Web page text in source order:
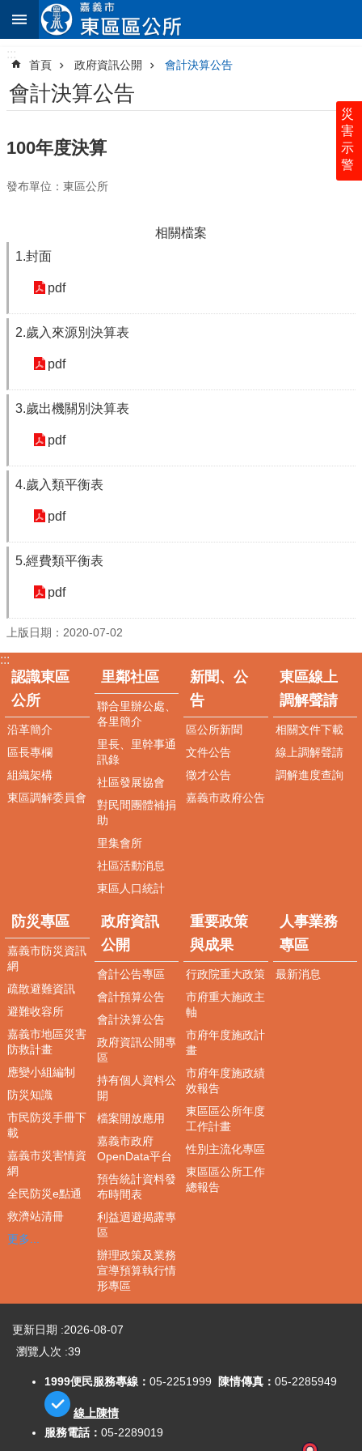
跳到主要內容區塊
階
尋
識
所
區
公
民
服
線
解
聲
請
防
災
專
區
聯
絡
我
公
開
重
政
策
與
成
人
事
業
專
區
網
網
相
見
問
集
災
害
示
警
:::
首頁 政府資訊公開 會計決算公告
會計決算公告
100年度決算
發布單位：東區公所
相關檔案
1.封面
pdf
2.歲入來源別決算表
pdf
3.歲出機關別決算表
pdf
4.歲入類平衡表
pdf
5.經費類平衡表
pdf
上版日期：2020-07-02
:::
認識東區
公所
沿革簡介
區長專欄
組織架構
東區調解委員會
里鄰社區
聯合里辦公處、
各里簡介
里長、里幹事通
訊錄
社區發展協會
對民間團體補捐
助
里集會所
社區活動消息
東區人口統計
新聞、公
告
區公所新聞
文件公告
徵才公告
嘉義市政府公告
東區線上
調解聲請
相關文件下載
線上調解聲請
調解進度查詢
防災專區
嘉義市防災資訊
網
疏散避難資訊
避難收容所
嘉義市地區災害
防救計畫
應變小組編制
防災知識
市民防災手冊下
載
嘉義市災害情資
網
全民防災e點通
救濟站清冊
更多...
政府資訊
公開
會計公告專區
會計預算公告
會計決算公告
政府資訊公開專
區
持有個人資料公
開
檔案開放應用
嘉義市政府
OpenData平台
預告統計資料發
布時間表
利益迴避揭露專
區
辦理政策及業務
宣導預算執行情
形專區
重要政策
與成果
行政院重大政策
市府重大施政主
軸
市府年度施政計
畫
市府年度施政績
效報告
東區區公所年度
工作計畫
性別主流化專區
東區區公所工作
總報告
人事業務
專區
最新消息
更新日期 2026-08-07
瀏覽人次 39
1999便民服務專線： 05-2251999 陳情傳真： 05-2285949
線上陳情
服務電話： 05-2289019